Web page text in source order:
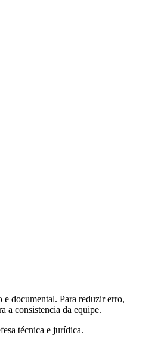
documental. Para reduzir erro,
a consistencia da equipe.
técnica e jurídica.